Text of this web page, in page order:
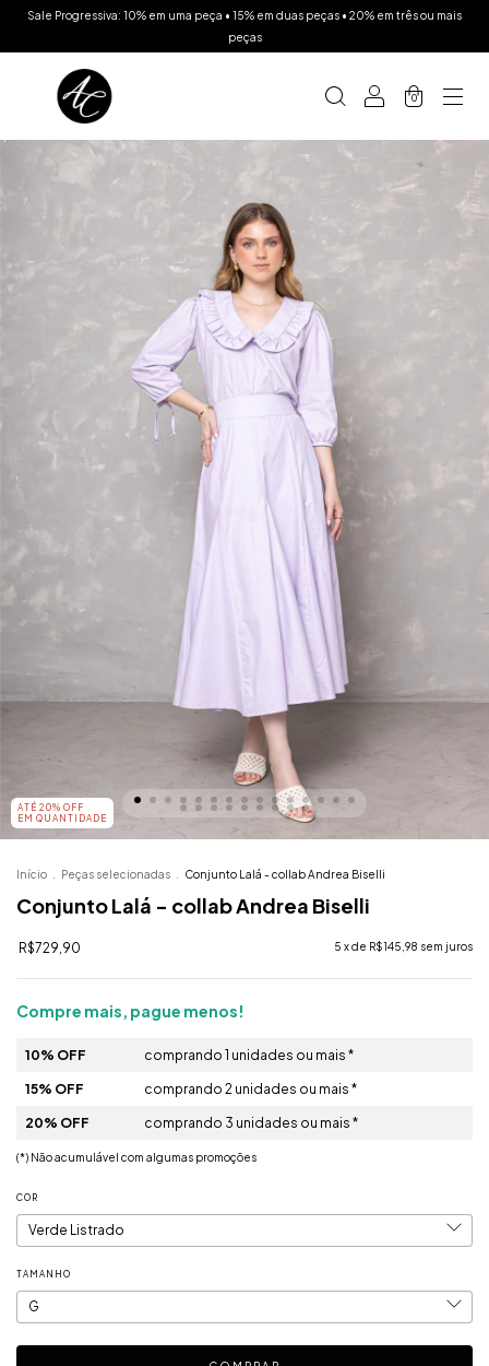
Sale Progressiva: 10% em uma peça • 15% em duas peças • 20% em três ou mais
peças
0
ATÉ 20% OFF
EM QUANTIDADE
Início Peças selecionadas Conjunto Lalá - collab Andrea Biselli
Conjunto Lalá - collab Andrea Biselli
R$729,90 5 x de R$145,98 sem juros
Compre mais, pague menos!
10% OFF comprando 1 unidades ou mais *
15% OFF comprando 2 unidades ou mais *
20% OFF comprando 3 unidades ou mais *
(*) Não acumulável com algumas promoções
COR
TAMANHO